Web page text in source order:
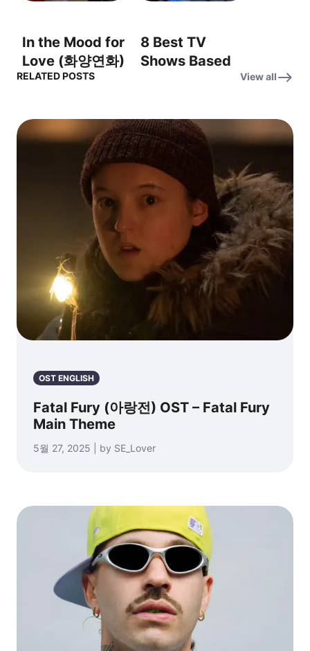
In the Mood for
Love (화양연화)
OST: Yumeji’s
마)
8 Best TV
Shows Based
– The Exorcist
OST – 엑소시스
트 OST –
Tubular Bells
RELATED POSTS View all
OST ENGLISH
Fatal Fury (아랑전) OST – Fatal Fury
Main Theme
5월 27, 2025 | by SE_Lover